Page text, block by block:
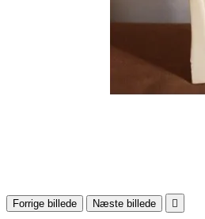
Forrige billede Næste billede 